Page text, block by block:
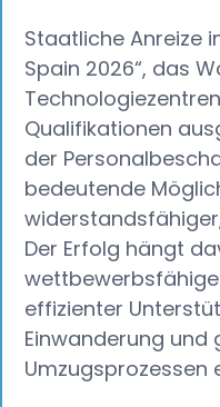
Staatliche Anreize
Spain 2026“, das
Qualifikationen
der
bedeutende
Der Erfolg hängt
effizienter
Einwanderung und
Umzugsprozessen